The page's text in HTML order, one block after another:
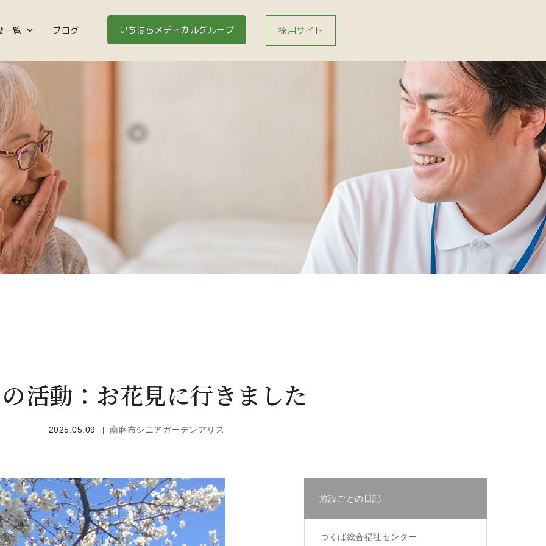
一覧 ブログ いちはらメディカルグループ 採用サイト
活動：お花見に行きました
2025.05.09 南麻布シニアガーデンアリス
施設ごとの日記
つくば総合福祉センター